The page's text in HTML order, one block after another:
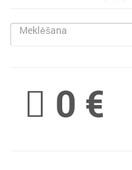
BetWest
0 €